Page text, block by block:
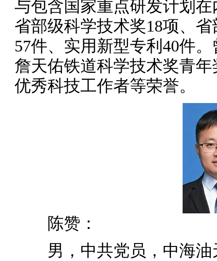
与包含国家重点研发计划
省部级科学技术奖18项、
57件、实用新型专利40件
詹天佑铁道科学技术奖青
优秀科技工作者等荣誉。
陈赞：
男，中共党员，中海油